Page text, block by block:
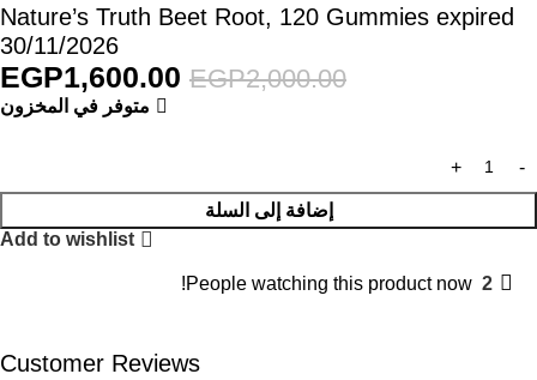
Nature’s Truth Beet Root, 120 Gummies expired
30/11/2026
EGP2,000.00
EGP1,600.00
متوفر في المخزون
إضافة إلى السلة
Add to wishlist
2
People watching this product now!
Customer Reviews